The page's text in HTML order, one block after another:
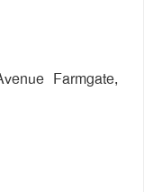
Farmgate,